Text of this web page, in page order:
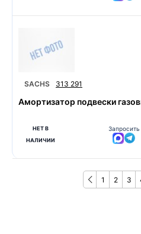
SACHS 313 291
Амортизатор подвески
НЕТ В
НАЛИЧИИ
Запросить
1 2 3